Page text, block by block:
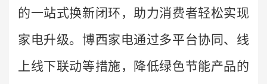
的一站式换新闭环，助力消费者轻松实现
家电升级。博西家电通过多平台协同、线
上线下联动等措施，降低绿色节能产品的